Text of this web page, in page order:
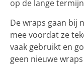
op de lange
De wraps gaan bij
mee voordat ze
vaak gebruikt en
geen nieuwe